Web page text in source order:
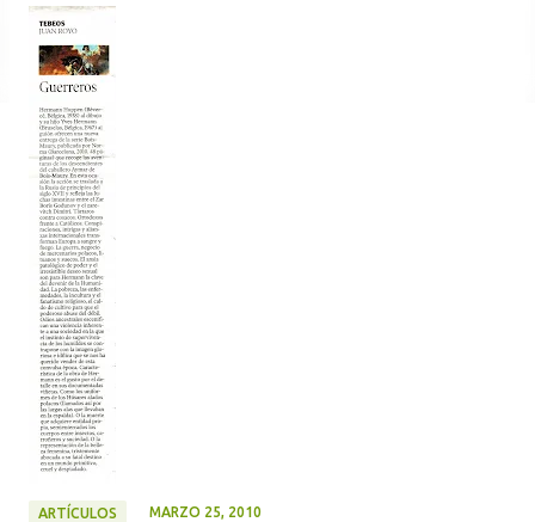
ARTÍCULOS MARZO 25, 2010